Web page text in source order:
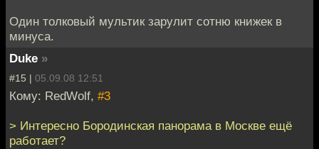
Один толковый мультик зарулит сотню книжек в
минуса.
Duke »
#15 | 05.09.08 12:51
Кому: RedWolf, #3
> Интересно Бородинская панорама в Москве ещё
работает?